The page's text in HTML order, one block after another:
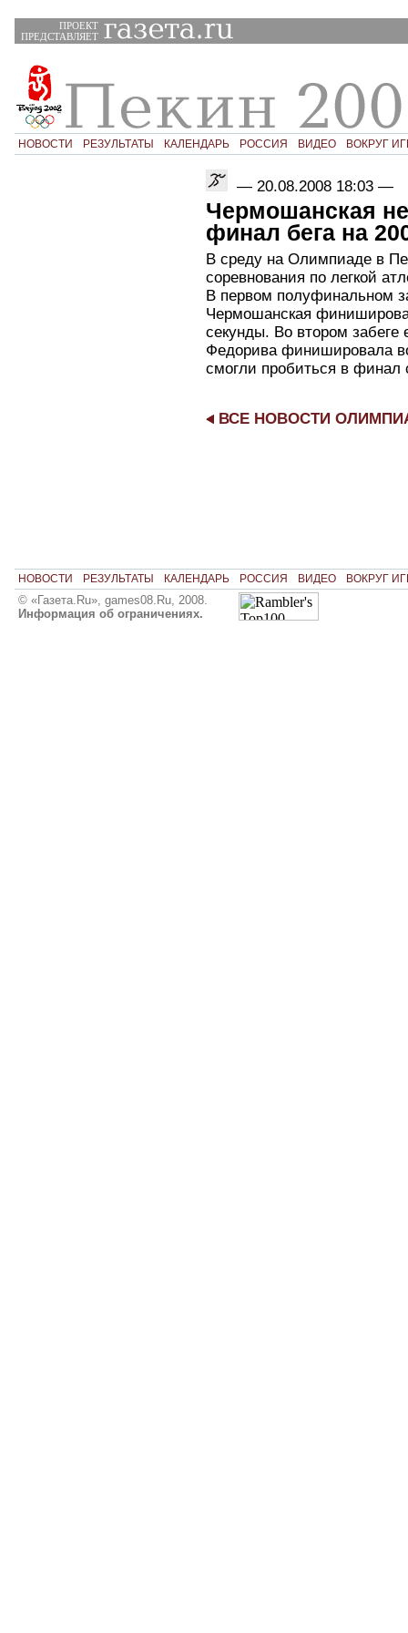
ПРОЕКТ
ПРЕДСТАВЛЯЕТ
НОВОСТИ РЕЗУЛЬТАТЫ КАЛЕНДАРЬ РОССИЯ ВИДЕО ВОКРУГ
— 20.08.2008 18:03 —
Чермошанская
финал бега на
В среду на Олимпиаде в
соревнования по легкой
В первом полуфинальном
Чермошанская
секунды. Во втором забеге
Федорива финишировала
смогли пробиться в финал
ВСЕ НОВОСТИ
НОВОСТИ РЕЗУЛЬТАТЫ КАЛЕНДАРЬ РОССИЯ ВИДЕО ВОКРУГ
© «Газета.Ru», games08.Ru, 2008.
Информация об ограничениях.